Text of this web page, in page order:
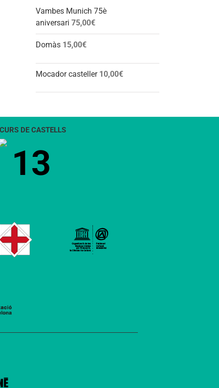
Vambes Munich 75è
aniversari 75,00€
Domàs 15,00€
Mocador casteller 10,00€
DE CASTELLS
13